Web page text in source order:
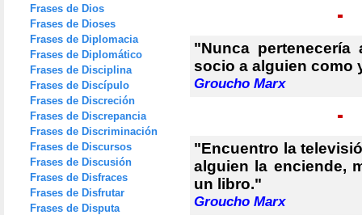
Frases de Dios
Frases de Dioses
Frases de Diplomacia
Frases de Diplomático
Frases de Disciplina
Frases de Discípulo
Frases de Discreción
Frases de Discrepancia
Frases de Discriminación
Frases de Discursos
Frases de Discusión
Frases de Disfraces
Frases de Disfrutar
Frases de Disputa
"Nunca
socio a alguien como
Groucho Marx
"Encuentro la
alguien la enciende,
un libro."
Groucho Marx